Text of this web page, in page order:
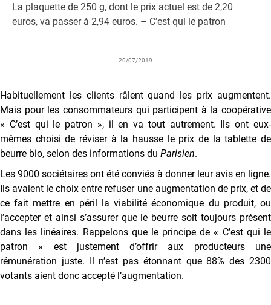
La plaquette de 250 g, dont le prix actuel est de 2,20
euros, va passer à 2,94 euros. – C’est qui le patron
20/07/2019
Habituellement les clients râlent quand les prix augmentent.
Mais pour les consommateurs qui participent à la coopérative
« C’est qui le patron », il en va tout autrement. Ils ont eux-
mêmes choisi de réviser à la hausse le prix de la tablette de
beurre bio, selon des informations du Parisien.
Les 9000 sociétaires ont été conviés à donner leur avis en ligne.
Ils avaient le choix entre refuser une augmentation de prix, et de
ce fait mettre en péril la viabilité économique du produit, ou
l’accepter et ainsi s’assurer que le beurre soit toujours présent
dans les linéaires. Rappelons que le principe de « C’est qui le
patron » est justement d’offrir aux producteurs une
rémunération juste. Il n’est pas étonnant que 88% des 2300
votants aient donc accepté l’augmentation.